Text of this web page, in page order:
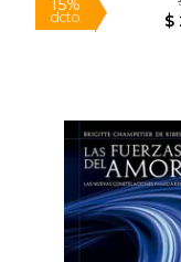
15%
dcto.